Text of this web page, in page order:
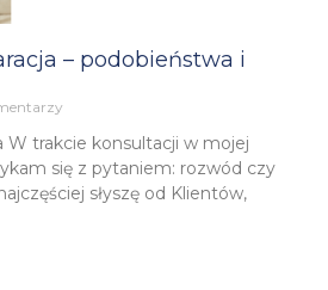
– podobieństwa i
W trakcie konsultacji w mojej
się z pytaniem: rozwód czy
słyszę od Klientów,